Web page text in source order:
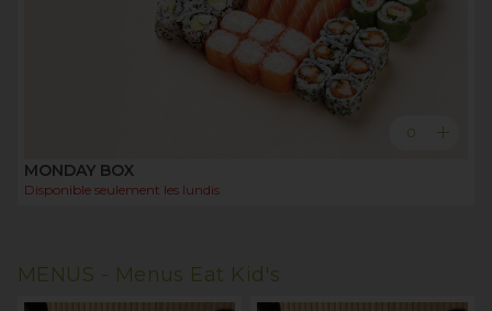
0 add
MONDAY BOX
Disponible seulement les lundis
MENUS - Menus Eat Kid's